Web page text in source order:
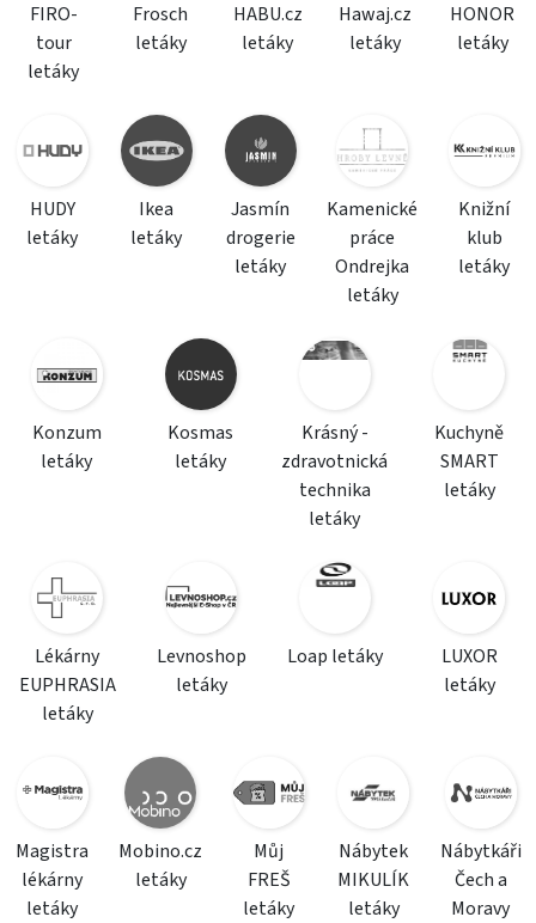
FIRO-
tour
letáky
Frosch
letáky
HABU.cz
letáky
Hawaj.cz
letáky
HONOR
letáky
HUDY
letáky
Ikea
letáky
Jasmín
drogerie
letáky
Kamenické
práce
Ondrejka
letáky
Knižní
klub
letáky
Konzum
letáky
Kosmas
letáky
Krásný -
zdravotnická
technika
letáky
Kuchyně
SMART
letáky
Lékárny
EUPHRASIA
letáky
Levnoshop
letáky
Loap letáky
LUXOR
letáky
Magistra
lékárny
letáky
Mobino.cz
letáky
Můj
FREŠ
letáky
Nábytek
MIKULÍK
letáky
Nábytkáři
Čech a
Moravy